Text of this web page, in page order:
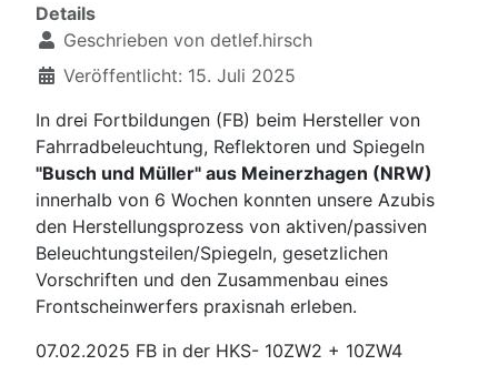
Details
Geschrieben von detlef.hirsch
Veröffentlicht: 15. Juli 2025
In drei Fortbildungen (FB) beim Hersteller von
Fahrradbeleuchtung, Reflektoren und Spiegeln
"Busch und Müller" aus Meinerzhagen (NRW)
innerhalb von 6 Wochen konnten unsere Azubis
den Herstellungsprozess von aktiven/passiven
Beleuchtungsteilen/Spiegeln, gesetzlichen
Vorschriften und den Zusammenbau eines
Frontscheinwerfers praxisnah erleben.
07.02.2025 FB in der HKS- 10ZW2 + 10ZW4